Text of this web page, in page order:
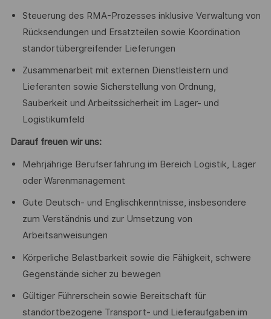
Steuerung des RMA-Prozesses inklusive Verwaltung von
Rücksendungen und Ersatzteilen sowie Koordination
standortübergreifender Lieferungen
Zusammenarbeit mit externen Dienstleistern und
Lieferanten sowie Sicherstellung von Ordnung,
Sauberkeit und Arbeitssicherheit im Lager- und
Logistikumfeld
Darauf freuen wir uns:
Mehrjährige Berufserfahrung im Bereich Logistik, Lager
oder Warenmanagement
Gute Deutsch- und Englischkenntnisse, insbesondere
zum Verständnis und zur Umsetzung von
Arbeitsanweisungen
Körperliche Belastbarkeit sowie die Fähigkeit, schwere
Gegenstände sicher zu bewegen
Gültiger Führerschein sowie Bereitschaft für
standortbezogene Transport- und Lieferaufgaben im